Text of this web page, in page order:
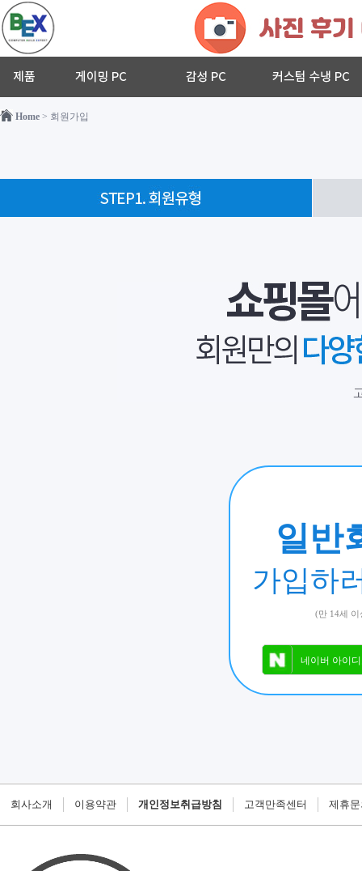
Home > 회원가입
일반
가입하
(만 14세 이
네이버 아이
회사소개 이용약관 개인정보취급방침 고객만족센터 제휴